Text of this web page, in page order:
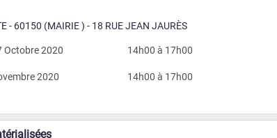
- 60150 (MAIRIE ) - 18 RUE JEAN JAURÈS
Octobre 2020 14h00 à 17h00
2020 14h00 à 17h00